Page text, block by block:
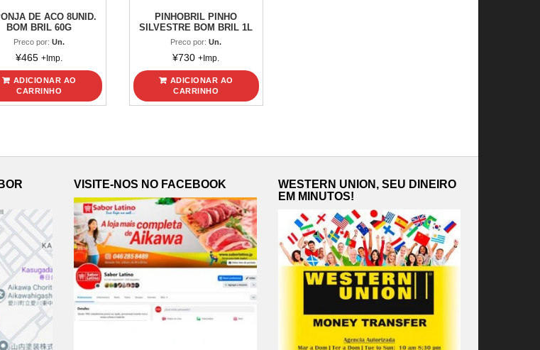
DE ACO 8UNID.
BOM BRIL 60G
Preco por:Un.
¥465 +Imp.
ADICIONAR AO
CARRINHO
PINHOBRIL PINHO
SILVESTRE BOM BRIL 1L
Preco por:Un.
¥730 +Imp.
ADICIONAR AO
CARRINHO
VISITE-NOS NO FACEBOOK
WESTERN UNION, SEU DINEIRO
EM MINUTOS!